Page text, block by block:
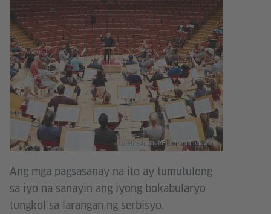
Goethe-Institut/Bernhard Ludewig
Ang mga pagsasanay na ito ay tumutulong
sa iyo na sanayin ang iyong bokabularyo
tungkol sa larangan ng serbisyo.